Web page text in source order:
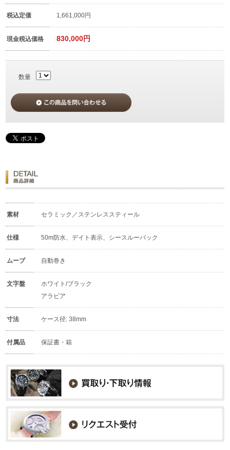
税込定価 1,661,000円
現金税込価格 830,000円
数量
素材 セラミック／ステンレススティール
仕様 50m防水、デイト表示、シースルーバック
ムーブ 自動巻き
文字盤
ホワイト/ブラック
アラビア
寸法 ケース径: 38mm
付属品 保証書・箱